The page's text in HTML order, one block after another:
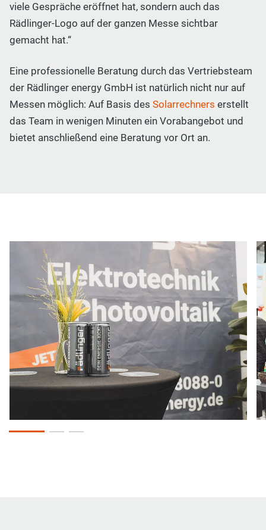
viele Gespräche eröffnet hat, sondern auch das
Rädlinger-Logo auf der ganzen Messe sichtbar
gemacht hat.“
Eine professionelle Beratung durch das Vertriebsteam
der Rädlinger energy GmbH ist natürlich nicht nur auf
Messen möglich: Auf Basis des Solarrechners erstellt
das Team in wenigen Minuten ein Vorabangebot und
bietet anschließend eine Beratung vor Ort an.